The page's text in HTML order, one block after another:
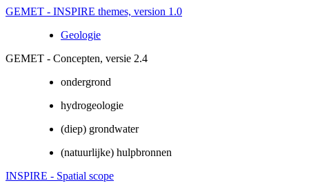
GEMET - INSPIRE themes, version 1.0
Geologie
GEMET - Concepten, versie 2.4
ondergrond
hydrogeologie
(diep) grondwater
(natuurlijke) hulpbronnen
INSPIRE - Spatial scope